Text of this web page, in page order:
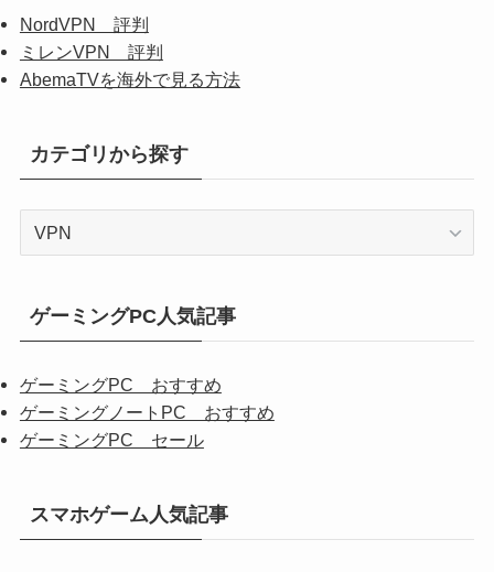
NordVPN 評判
ミレンVPN 評判
AbemaTVを海外で見る方法
カテゴリから探す
カ
リ
か
探
す
ゲーミングPC人気記事
ゲーミングPC おすすめ
ゲーミングノートPC おすすめ
ゲーミングPC セール
スマホゲーム人気記事